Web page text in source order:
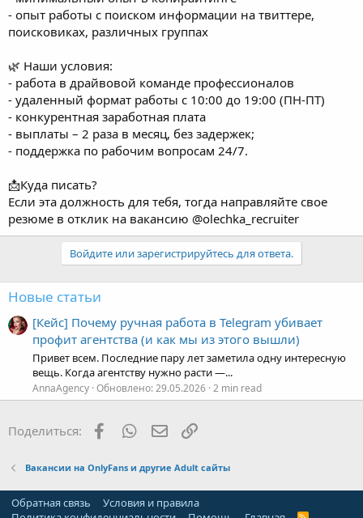
- опыт работы с поиском информации на твиттере,
поисковиках, различных группах
🌿 Наши условия:
- работа в драйвовой команде профессионалов
- удаленный формат работы с 10:00 до 19:00 (ПН-ПТ)
- конкурентная заработная плата
- выплаты – 2 раза в месяц, без задержек;
- поддержка по рабочим вопросам 24/7.
📩Куда писать?
Если эта должность для тебя, тогда направляйте свое
резюме в отклик на вакансию @olechka_recruiter
Войдите или зарегистрируйтесь для ответа.
Новые статьи
[Кейс] Почему ручная работа в Telegram убивает
профит агентства (и как мы из этого вышли)
Привет всем. Последние пару лет заметила одну интересную
вещь. Когда агентству нужно расти —...
AnnaAgency Обновлено:29.05.2026 2 min read
Поделиться: FacebookWhatsAppЭлектронная почта
Вакансии на OnlyFans и другие Adult сайты
Обратная связь
Условия и правила